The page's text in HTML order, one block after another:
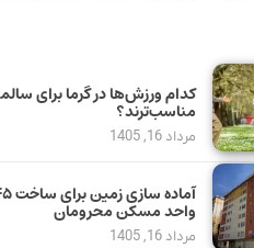
کدام ورزش‌ها در گرما برای
مناسب‌ترند؟
مرداد 16, 1405
واحد مسکن محرومان
مرداد 16, 1405